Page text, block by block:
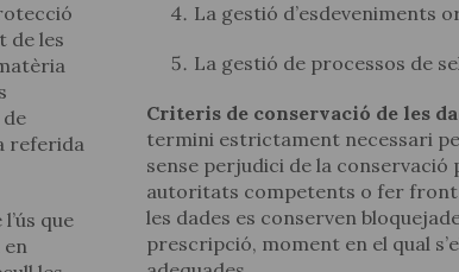
de les
referida
que
en
La gestió d’esdeveniments
La gestió de processos de
Criteris de conservació de les
termini estrictament necessari
sense perjudici de la conservació
autoritats competents o fer front
les dades es conserven
prescripció, moment en el qual